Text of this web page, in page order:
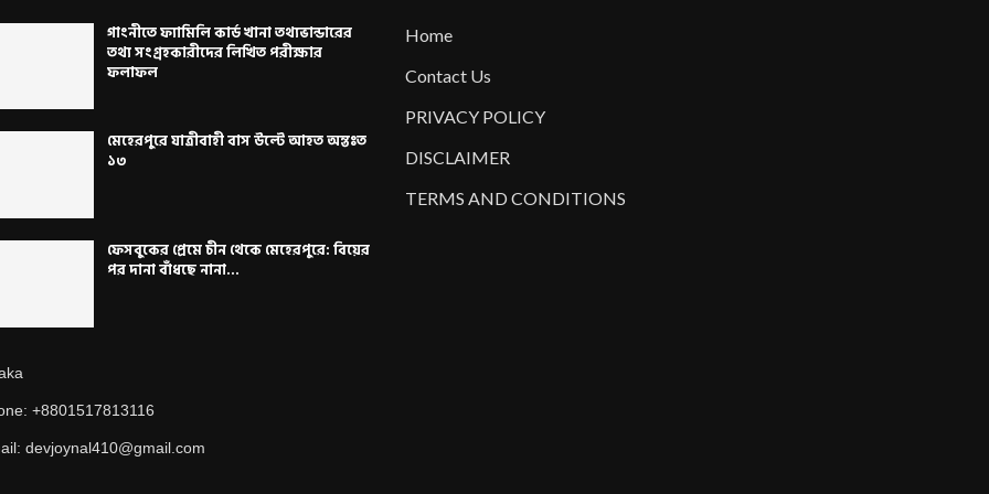
গাংনীতে ফ্যামিলি কার্ড খানা তথ্যভান্ডারের
তথ্য সংগ্রহকারীদের লিখিত পরীক্ষার
ফলাফল
মেহেরপুরে যাত্রীবাহী বাস উল্টে আহত অন্তঃত
১৩
ফেসবুকের প্রেমে চীন থেকে মেহেরপুরে: বিয়ের
পর দানা বাঁধছে নানা...
+8801517813116
devjoynal410@gmail.com
Home
Contact Us
PRIVACY POLICY
DISCLAIMER
TERMS AND CONDITIONS